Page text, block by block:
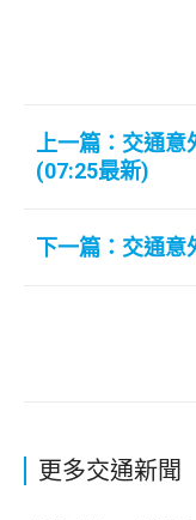
上一篇：交通
(07:25最新)
下一篇：交通意
更多交通新聞